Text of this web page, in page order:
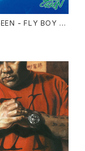
- FLY BOY [C